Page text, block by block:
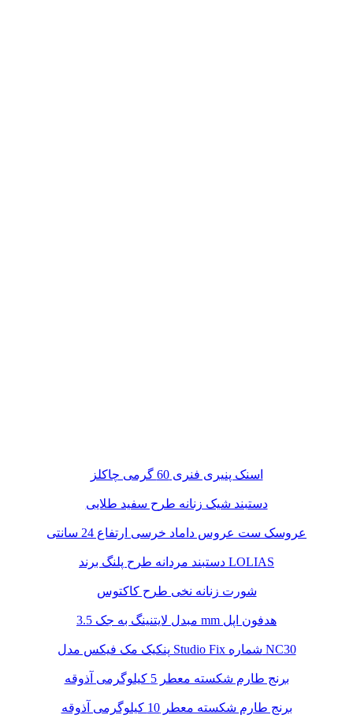
اسنک پنیری فنری 60 گرمی چاکلز
دستبند شیک زنانه طرح سفید طلایی
عروسک ست عروس داماد خرسی ارتفاع 24 سانتی
دستبند مردانه طرح پلنگ برند LOLIAS
شورت زنانه نخی طرح کاکتوس
مبدل لایتنینگ به جک 3.5 mm هدفون اپل
پنکیک مک فیکس مدل Studio Fix شماره NC30
برنج طارم شکسته معطر 5 کیلوگرمی آذوقه
برنج طارم شکسته معطر 10 کیلوگرمی آذوقه